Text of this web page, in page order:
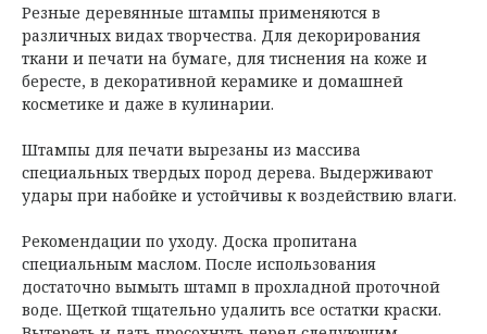
Резные деревянные штампы применяются в
различных видах творчества. Для декорирования
ткани и печати на бумаге, для тиснения на коже и
бересте, в декоративной керамике и домашней
косметике и даже в кулинарии.
Штампы для печати вырезаны из массива
специальных твердых пород дерева. Выдерживают
удары при набойке и устойчивы к воздействию влаги.
Рекомендации по уходу. Доска пропитана
специальным маслом. После использования
достаточно вымыть штамп в прохладной проточной
воде. Щеткой тщательно удалить все остатки краски.